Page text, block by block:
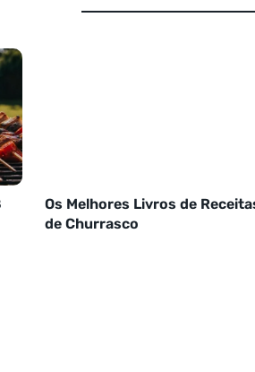
Os Melhores Livros de
de Churrasco